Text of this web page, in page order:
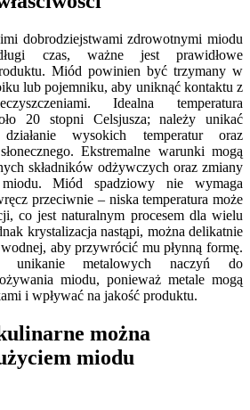
dobrodziejstwami zdrowotnymi miodu
czas, ważne jest prawidłowe
Miód powinien być trzymany w
lub pojemniku, aby uniknąć kontaktu z
Idealna temperatura
20 stopni Celsjusza; należy unikać
wysokich temperatur oraz
Ekstremalne warunki mogą
składników odżywczych oraz zmiany
Miód spadziowy nie wymaga
przeciwnie – niska temperatura może
co jest naturalnym procesem dla wielu
krystalizacja nastąpi, można delikatnie
aby przywrócić mu płynną formę.
unikanie metalowych naczyń do
miodu, ponieważ metale mogą
i wpływać na jakość produktu.
można
miodu